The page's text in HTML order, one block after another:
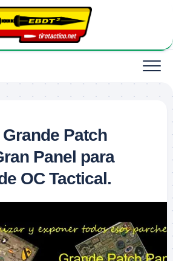
Grande Patch
Panel para
OC Tactical.